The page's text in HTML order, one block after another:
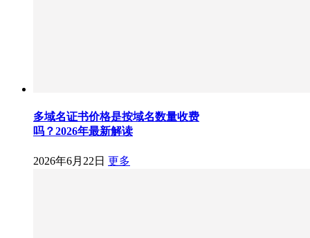
多域名证书价格是按域名数量收费
吗？2026年最新解读
2026年6月22日 更多